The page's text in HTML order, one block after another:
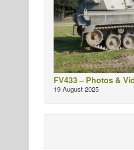
FV433 – Photos &
19 August 2025